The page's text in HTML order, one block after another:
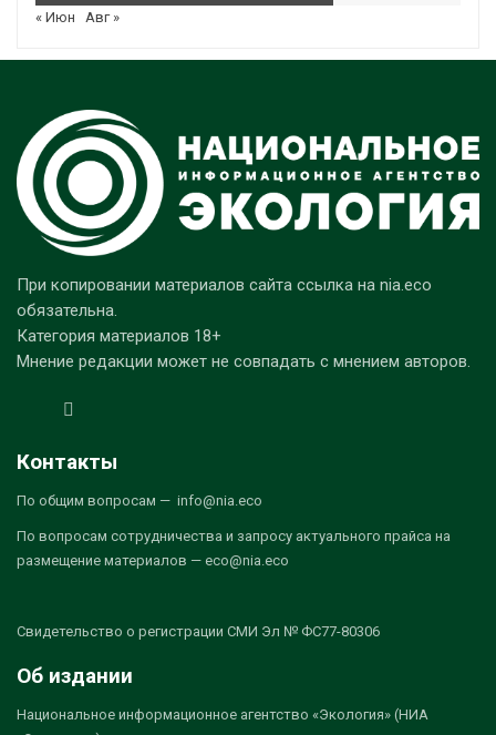
« Июн
Авг »
При копировании материалов сайта ссылка на nia.eco
обязательна.
Категория материалов 18+
Мнение редакции может не совпадать с мнением авторов.
Контакты
По общим вопросам — info@nia.eco
По вопросам сотрудничества и запросу актуального прайса на
размещение материалов — eco@nia.eco
Свидетельство о регистрации СМИ Эл № ФС77-80306
Об издании
Национальное информационное агентство «Экология» (НИА